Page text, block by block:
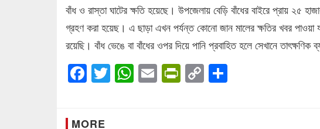
বাঁধ ও রাস্তা ঘাটের ক্ষতি হয়েছে। উপজেলায় বেড়ি বাঁধের বাইরে প্রায় ২৫
গ্রহণ করা হয়েছ। এ ছাড়া এখন পর্যন্ত কোনো জান মালের ক্ষতির খবর
রয়েছি। বাঁধ ভেঙে বা বাঁধের ওপর দিয়ে পানি প্রবাহিত হলে সেখানে তাৎক্ষণিক
Facebook
Twitter
WhatsApp
EmailPrintFriendly
Copy
Link
MORE